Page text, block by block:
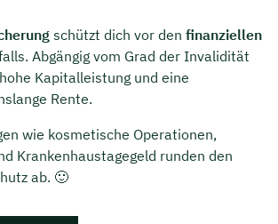
schützt dich vor den finanziellen
Abgängig vom Grad der Invalidität
Kapitalleistung und eine
Rente.
wie kosmetische Operationen,
Krankenhaustagegeld runden den
ab. 🙂